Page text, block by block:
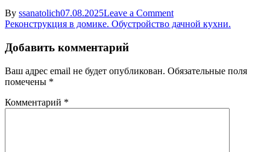
By ssanatolich07.08.2025Leave a Commenton
Exif_JPEG_420
Навигация
по
записям
Реконструкция в домике. Обустройство дачной кухни.
Добавить комментарий
Ваш адрес email не будет опубликован. Обязательные поля
помечены *
Комментарий *